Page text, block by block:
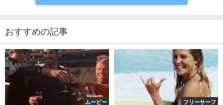
おすすめの記事
ムービー フリーサーフ